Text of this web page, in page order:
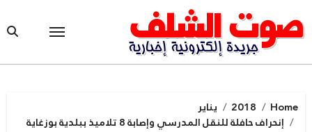
to
content
Home
2018
يناير
إنحراف حافلة للنقل المدرسي وإصابة 8 تلاميذ ببلدية بوزغاية